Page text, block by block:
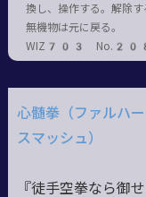
換し、操作する。解除す
無機物は元に戻る。
WIZ703
心髄拳（ファルハー
スマッシュ）
『徒手空拳なら御